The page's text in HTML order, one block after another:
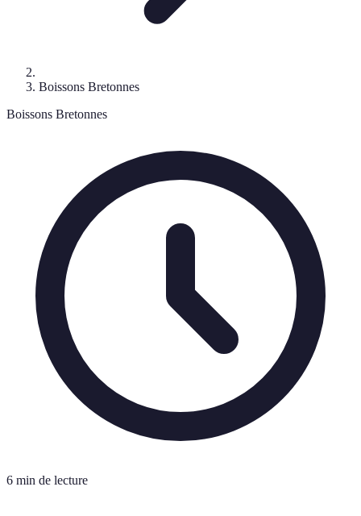
Boissons Bretonnes
Boissons Bretonnes
6 min de lecture